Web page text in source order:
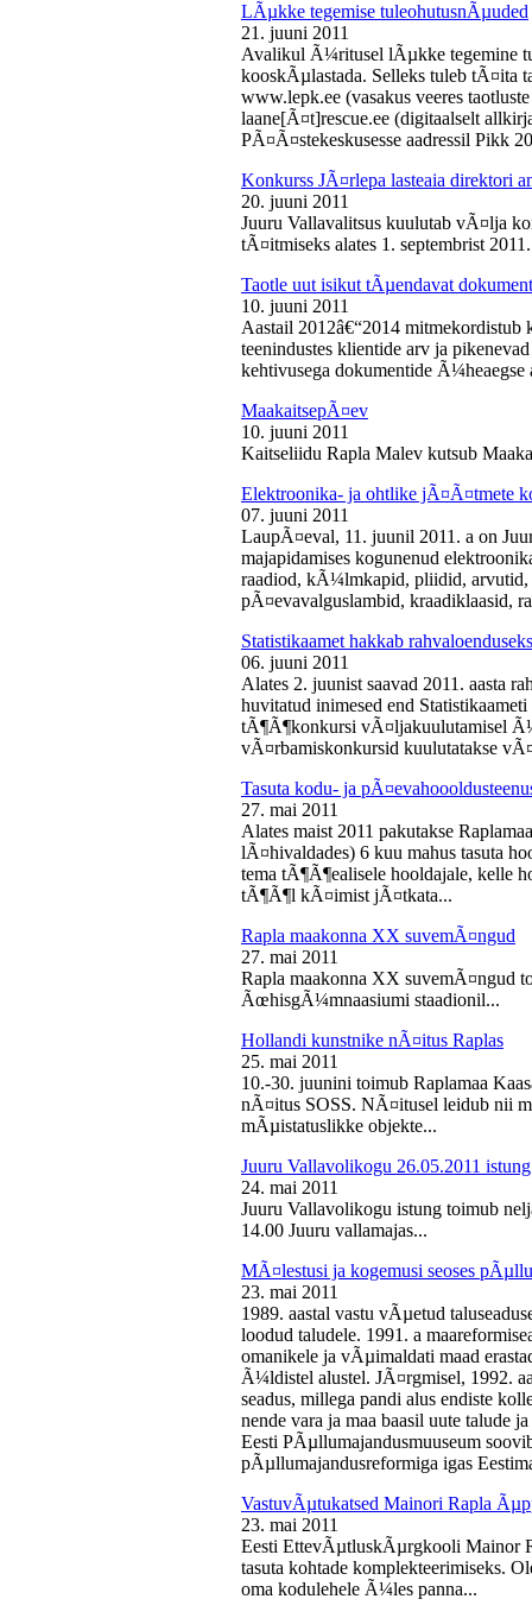
LÃµkke tegemise tuleohutusnÃµuded
21. juuni 2011
Avalikul Ã¼ritusel lÃµkke tegemine
kooskÃµlastada. Selleks tuleb tÃ¤ita
www.lepk.ee (vasakus veeres
laane[Ã¤t]rescue.ee (digitaalselt
PÃ¤Ã¤stekeskusesse aadressil Pikk
Konkurss JÃ¤rlepa lasteaia direktori
20. juuni 2011
Juuru Vallavalitsus kuulutab vÃ¤lja
tÃ¤itmiseks alates 1. septembrist
Taotle uut isikut tÃµendavat
10. juuni 2011
Aastail 2012â€“2014
teenindustes klientide arv ja
kehtivusega dokumentide Ã¼heaegse
MaakaitsepÃ¤ev
10. juuni 2011
Kaitseliidu Rapla Malev kutsub
Elektroonika- ja ohtlike jÃ¤Ã¤tmete
07. juuni 2011
LaupÃ¤eval, 11. juunil 2011. a on
majapidamises kogunenud
raadiod, kÃ¼lmkapid, pliidid,
pÃ¤evavalguslambid, kraadiklaasid,
Statistikaamet hakkab
06. juuni 2011
Alates 2. juunist saavad 2011. aasta
huvitatud inimesed end
tÃ¶Ã¶konkursi vÃ¤ljakuulutamisel
vÃ¤rbamiskonkursid kuulutatakse
Tasuta kodu- ja
27. mai 2011
Alates maist 2011 pakutakse
lÃ¤hivaldades) 6 kuu mahus tasuta
tema tÃ¶Ã¶ealisele hooldajale, kelle
tÃ¶Ã¶l kÃ¤imist jÃ¤tkata...
Rapla maakonna XX suvemÃ¤ngud
27. mai 2011
Rapla maakonna XX suvemÃ¤ngud
ÃœhisgÃ¼mnaasiumi staadionil...
Hollandi kunstnike nÃ¤itus Raplas
25. mai 2011
10.-30. juunini toimub Raplamaa
nÃ¤itus SOSS. NÃ¤itusel leidub nii
mÃµistatuslikke objekte...
Juuru Vallavolikogu 26.05.2011 istung
24. mai 2011
Juuru Vallavolikogu istung toimub
14.00 Juuru vallamajas...
MÃ¤lestusi ja kogemusi seoses
23. mai 2011
1989. aastal vastu vÃµetud
loodud taludele. 1991. a
omanikele ja vÃµimaldati maad
Ã¼ldistel alustel. JÃ¤rgmisel, 1992.
seadus, millega pandi alus endiste
nende vara ja maa baasil uute talude
Eesti PÃµllumajandusmuuseum
pÃµllumajandusreformiga igas
VastuvÃµtukatsed Mainori Rapla
23. mai 2011
Eesti EttevÃµtluskÃµrgkooli Mainor
tasuta kohtade komplekteerimiseks.
oma kodulehele Ã¼les panna...